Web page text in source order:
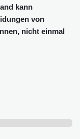
kann
von
nicht einmal